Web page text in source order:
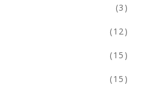
(3)
(12)
(15)
(15)